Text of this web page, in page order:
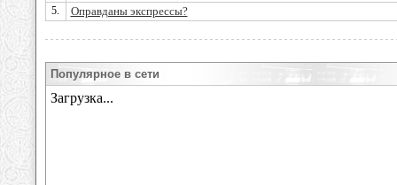
5. Оправданы экспрессы?
Популярное в сети